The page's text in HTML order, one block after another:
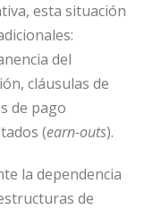
esta situación
del
cláusulas de
de pago
(earn-outs).
la dependencia
de